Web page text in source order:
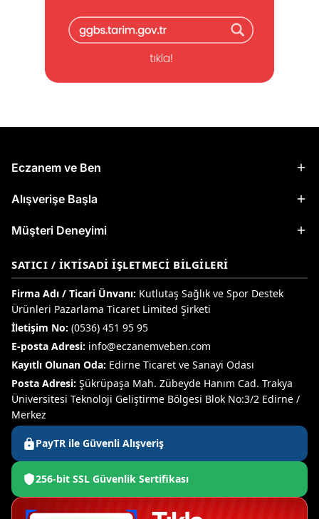
Eczanem ve Ben
Alışverişe Başla
Müşteri Deneyimi
SATICI / İKTISADI İŞLETMECI BILGILERI
Firma Adı / Ticari Ünvanı: Kutlutaş Sağlık ve Spor Destek
Ürünleri Pazarlama Ticaret Limited Şirketi
İletişim No: (0536) 451 95 95
E-posta Adresi: info@eczanemveben.com
Kayıtlı Olunan Oda: Edirne Ticaret ve Sanayi Odası
Posta Adresi: Şükrüpaşa Mah. Zübeyde Hanım Cad. Trakya
Üniversitesi Teknoloji Geliştirme Bölgesi Blok No:3/2 Edirne /
Merkez
PayTR ile Güvenli Alışveriş
256-bit SSL Güvenlik Sertifikası